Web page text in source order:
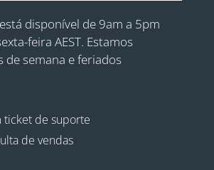
disponível de 9am a 5pm
feira AEST. Estamos
de semana e feriados
ticket de suporte
de vendas